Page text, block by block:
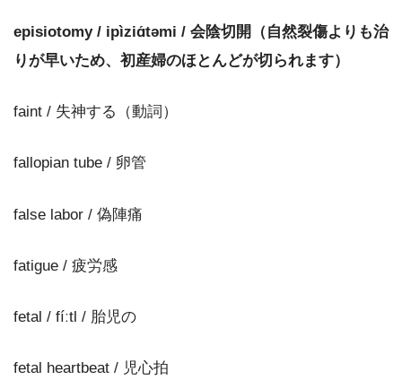
episiotomy / ipìziɑ́təmi / 会陰切開（自然裂傷よりも治
りが早いため、初産婦のほとんどが切られます）
faint / 失神する（動詞）
fallopian tube / 卵管
false labor / 偽陣痛
fatigue / 疲労感
fetal / fíːtl / 胎児の
fetal heartbeat / 児心拍